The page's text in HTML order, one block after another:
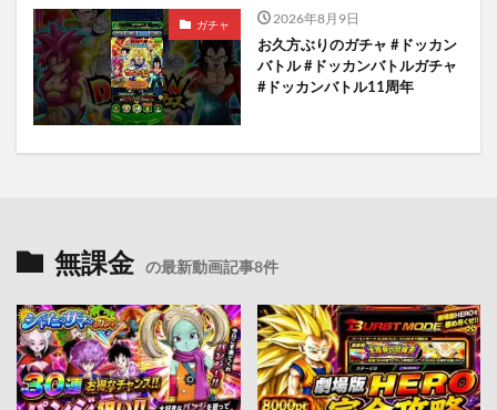
ガチャ 2026年8月9日
お久方ぶりのガチャ #ドッカン
バトル #ドッカンバトルガチャ
#ドッカンバトル11周年
無課金 の最新動画記事8件